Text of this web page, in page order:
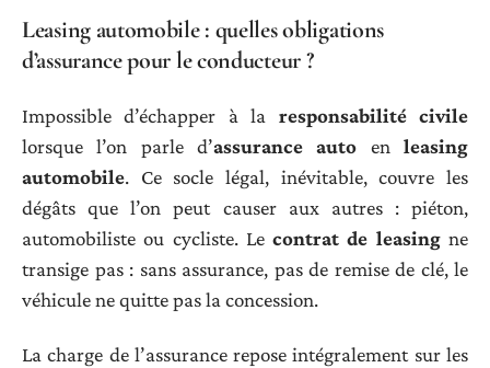
Leasing automobile : quelles obligations
d’assurance pour le conducteur ?
Impossible d’échapper à la responsabilité civile
lorsque l’on parle d’assurance auto enleasing
automobile. Ce socle légal, inévitable, couvre les
dégâts que l’on peut causer aux autres : piéton,
automobiliste ou cycliste. Lecontrat de leasingne
transige pas : sans assurance, pas de remise de clé, le
véhicule ne quitte pas la concession.
La charge de l’assurance repose intégralement sur les